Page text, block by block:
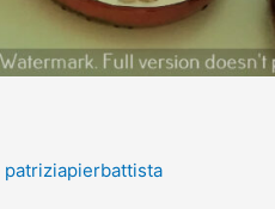
patriziapierbattista